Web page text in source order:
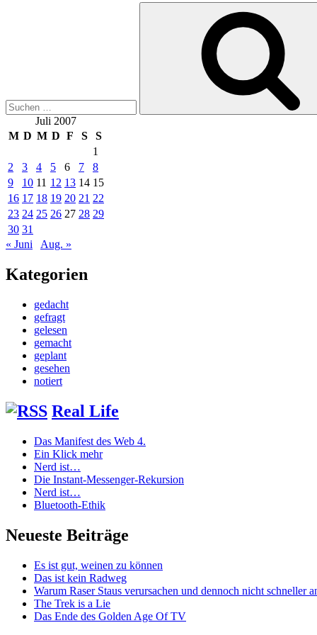
Juli 2007
M D M D F S
S
1
2
3 4 5 6 7
8
9
10 11 12 13 14 15
16 17 18 19 20 21 22
23 24 25 26 27 28 29
30 31
« Juni
Aug. »
Kategorien
gedacht
gefragt
gelesen
gemacht
geplant
gesehen
notiert
Real Life
Das Manifest des Web 4.
Ein Klick mehr
Nerd ist…
Die Instant-Messenger-Rekursion
Nerd ist…
Bluetooth-Ethik
Neueste Beiträge
Es ist gut, weinen zu können
Das ist kein Radweg
Warum Raser Staus verursachen und dennoch nicht schneller
The Trek is a Lie
Das Ende des Golden Age Of TV